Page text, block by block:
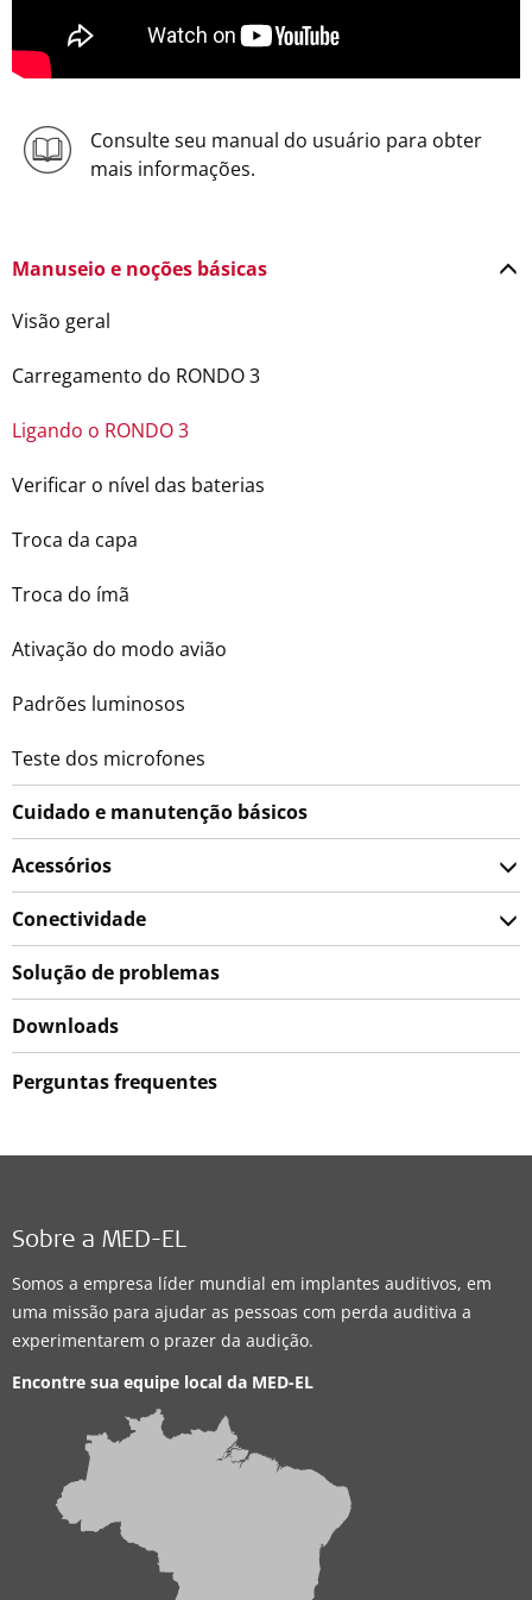
Consulte seu manual do usuário para obter
mais informações.
Manuseio e noções básicas
Visão geral
Carregamento do RONDO 3
Ligando o RONDO 3
Verificar o nível das baterias
Troca da capa
Troca do ímã
Ativação do modo avião
Padrões luminosos
Teste dos microfones
Cuidado e manutenção básicos
Acessórios
Conectividade
Solução de problemas
Downloads
Perguntas frequentes
Sobre a MED-EL
Somos a empresa líder mundial em implantes auditivos, em
uma missão para ajudar as pessoas com perda auditiva a
experimentarem o prazer da audição.
Encontre sua equipe local da MED-EL